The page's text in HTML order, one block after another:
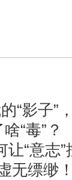
“影子”
“毒”？
“意志
无缥缈